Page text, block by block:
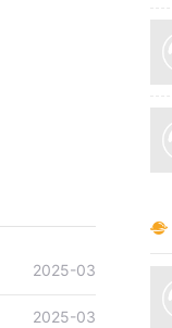
2025-03
2025-03